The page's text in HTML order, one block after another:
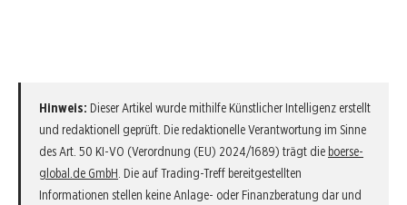
Hinweis: Dieser Artikel wurde mithilfe Künstlicher Intelligenz erstellt
und redaktionell geprüft. Die redaktionelle Verantwortung im Sinne
des Art. 50 KI-VO (Verordnung (EU) 2024/1689) trägt die boerse-
global.de GmbH . Die auf Trading-Treff bereitgestellten
Informationen stellen keine Anlage- oder Finanzberatung dar und